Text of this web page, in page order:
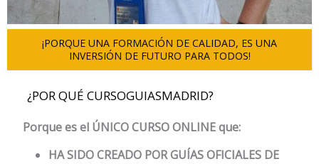
¡PORQUE UNA FORMACIÓN DE CALIDAD, ES UNA
INVERSIÓN DE FUTURO PARA TODOS!
¿POR QUÉ CURSOGUIASMADRID?
Porque es el ÚNICO CURSO ONLINE que:
HA SIDO CREADO POR GUÍAS OFICIALES DE